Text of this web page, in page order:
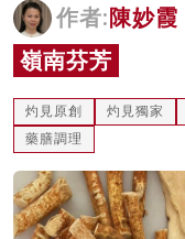
影片
名家榜
灼見活動
關於我們
作者: 陳妙霞
嶺南芬芳
灼見原創 灼見獨家
藥膳調理